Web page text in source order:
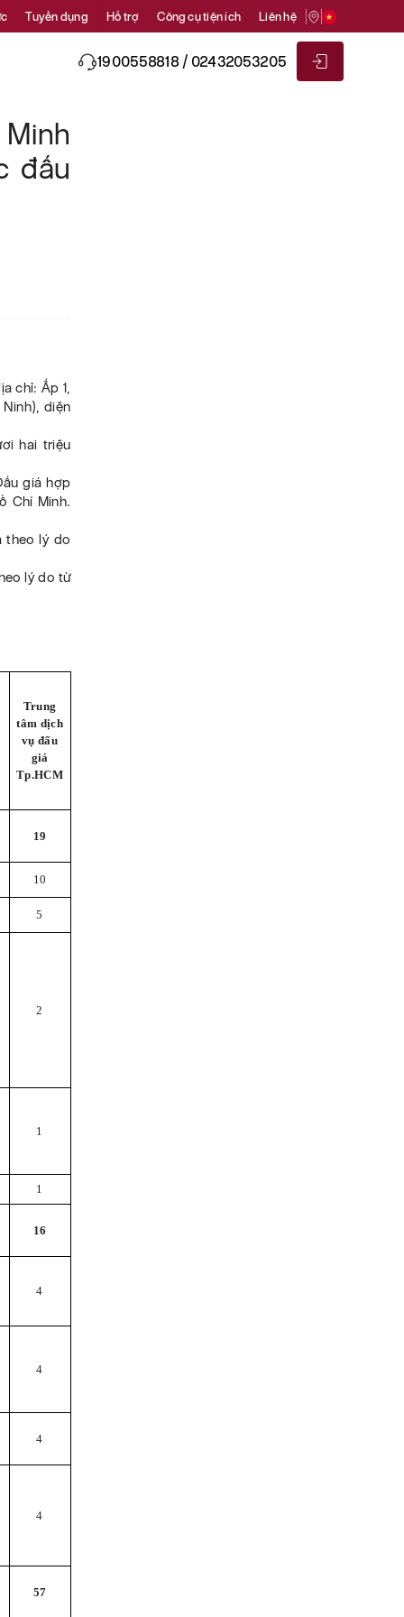
Tuyển dụng Hỗ trợ Công cụ tiện ích Liên hệ
1900558818 / 02432053205
đấu
chỉ: Ấp 1,
Ninh), diện
hai triệu
giá hợp
Chí Minh.
theo lý do
lý do từ
Trung
tâm dịch
vụ đấu
giá
Tp.HCM
19
10
5
2
1
1
16
4
4
4
4
57